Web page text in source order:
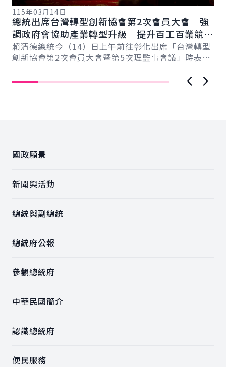
115年03月14日
總統出席台灣轉型創新協會第2次會員大會 強
調政府會協助產業轉型升級 提升百工百業競爭
力
賴清德總統今（14）日上午前往彰化出席「台灣轉型
創新協會第2次會員大會暨第5次理監事會議」時表
國政願景
新聞與活動
總統與副總統
總統府公報
參觀總統府
中華民國簡介
認識總統府
便民服務